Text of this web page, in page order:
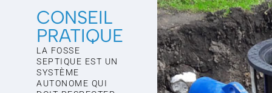
CONSEIL
PRATIQUE
LA FOSSE
SEPTIQUE EST UN
SYSTÈME
AUTONOME QUI